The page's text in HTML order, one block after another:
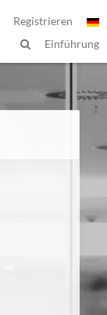
Registrieren
Einführung